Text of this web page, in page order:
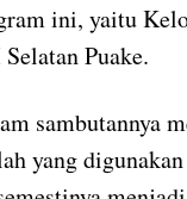
ini, yaitu
Puake.
sambutannya
yang